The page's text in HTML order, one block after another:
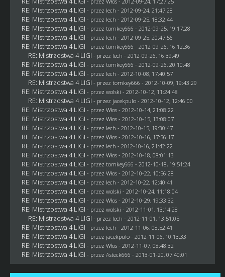
RE: Mistrzostwa 4 LIGI - przez lech - 2012-09-24, 21:47:28
RE: Mistrzostwa 4 LIGI - przez lech - 2012-09-25, 18:32:44
RE: Mistrzostwa 4 LIGI - przez tomkey666 - 2012-09-25, 19:17:28
RE: Mistrzostwa 4 LIGI - przez lech - 2012-09-25, 20:47:56
RE: Mistrzostwa 4 LIGI - przez tomkey666 - 2012-09-26, 16:12:36
RE: Mistrzostwa 4 LIGI - przez lech - 2012-09-26, 16:39:49
RE: Mistrzostwa 4 LIGI - przez tomkey666 - 2012-09-26, 20:10:48
RE: Mistrzostwa 4 LIGI - przez lech - 2012-10-08, 17:40:57
RE: Mistrzostwa 4 LIGI - przez tomkey666 - 2012-10-09, 19:43:29
RE: Mistrzostwa 4 LIGI - przez wolski - 2012-10-12, 11:24:48
RE: Mistrzostwa 4 LIGI - przez jacekpulo- 2012-10-12, 12:46:00
RE: Mistrzostwa 4 LIGI - przez Włos- 2012-10-14, 21:08:22
RE: Mistrzostwa 4 LIGI - przez Włos- 2012-10-15, 13:08:07
RE: Mistrzostwa 4 LIGI - przez lech - 2012-10-15, 19:30:47
RE: Mistrzostwa 4 LIGI - przez Włos- 2012-10-16, 17:56:17
RE: Mistrzostwa 4 LIGI - przez lech - 2012-10-16, 21:42:22
RE: Mistrzostwa 4 LIGI - przez Włos- 2012-10-18, 08:01:13
RE: Mistrzostwa 4 LIGI - przez tomkey666 - 2012-10-18, 19:51:24
RE: Mistrzostwa 4 LIGI - przez Włos- 2012-10-22, 10:56:28
RE: Mistrzostwa 4 LIGI - przez lech - 2012-10-22, 12:40:41
RE: Mistrzostwa 4 LIGI - przez wolski - 2012-10-24, 11:18:04
RE: Mistrzostwa 4 LIGI - przez Włos- 2012-10-29, 19:33:32
RE: Mistrzostwa 4 LIGI - przez wolski - 2012-11-01, 13:14:28
RE: Mistrzostwa 4 LIGI - przez lech - 2012-11-01, 13:51:05
RE: Mistrzostwa 4 LIGI - przez lech - 2012-11-06, 08:52:41
RE: Mistrzostwa 4 LIGI - przez jacekpulo- 2012-11-06, 10:13:33
RE: Mistrzostwa 4 LIGI - przez Włos- 2012-11-07, 08:48:32
RE: Mistrzostwa 4 LIGI - przez Asteck666 - 2013-01-20, 07:40:01